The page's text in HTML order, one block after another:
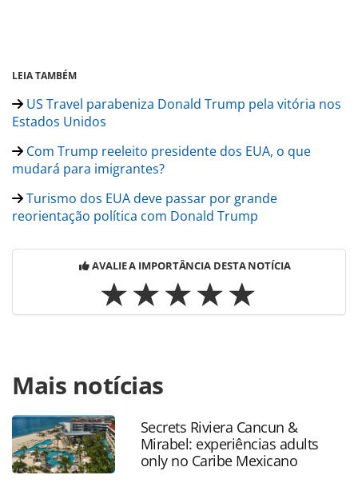
LEIA TAMBÉM
US Travel parabeniza Donald Trump pela vitória nos
Estados Unidos
Com Trump reeleito presidente dos EUA, o que
mudará para imigrantes?
Turismo dos EUA deve passar por grande
reorientação política com Donald Trump
AVALIE A IMPORTÂNCIA DESTA NOTÍCIA
https://www.panrotas.com.br/destinos/pesquisas-e-
estatisticas/2024/11/eua-turistas-estrangeiros-gastam-us-
21-bilhoes-em-setembro_211590.html ou as ferramentas
oferecidas na página. Todo o conteúdo produzido pela
PANROTAS Editora é protegido pela legislação brasileira
sobre direito autoral. Não reproduza o conteúdo sem
Mais notícias
Secrets Riviera Cancun &
Mirabel: experiências adults
only no Caribe Mexicano